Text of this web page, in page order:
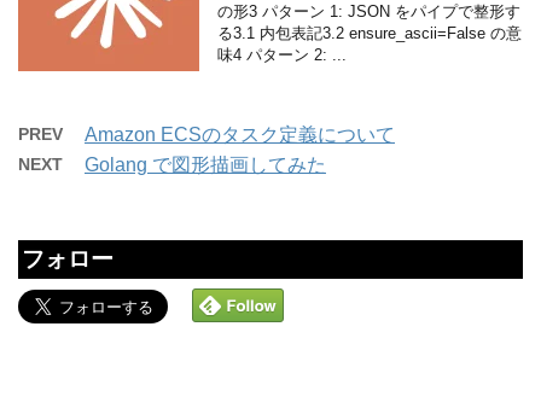
の形3 パターン 1: JSON をパイプで整形す
る3.1 内包表記3.2 ensure_ascii=False の意
味4 パターン 2: ...
PREV Amazon ECSのタスク定義について
NEXT Golang で図形描画してみた
フォロー